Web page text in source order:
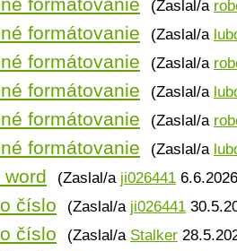
(Zaslal/a
formátovanie (Zaslal/a
formátovanie (Zaslal/a
formátovanie (Zaslal/a
formátovanie (Zaslal/a
formátovanie (Zaslal/a
(Zaslal/a ji026441
číslo (Zaslal/a ji026441
číslo (Zaslal/a Stalker